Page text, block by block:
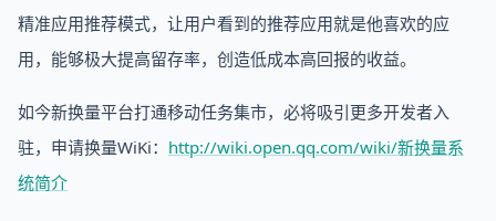
精准应用推荐模式，让用户看到的推荐应用就是他喜欢的应
用，能够极大提高留存率，创造低成本高回报的收益。
如今新换量平台打通移动任务集市，必将吸引更多开发者入
驻，申请换量WiKi： http://wiki.open.qq.com/wiki/新换量系
统简介